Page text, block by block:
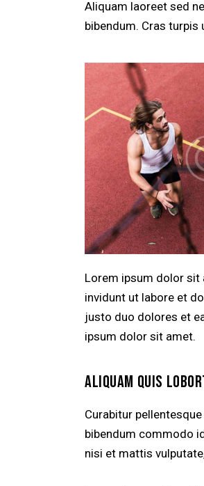
Aliquam laoreet sed
bibendum. Cras turpis
Lorem ipsum dolor sit
invidunt ut labore et
justo duo dolores et
ipsum dolor sit amet.
ALIQUAM QUIS
Curabitur
bibendum commodo
nisi et mattis